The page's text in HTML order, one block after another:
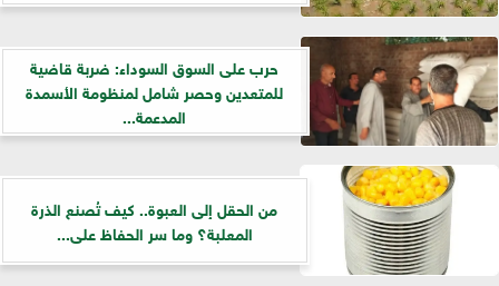
حرب على السوق السوداء: ضربة قاضية
للمتعدين وحصر شامل لمنظومة الأسمدة
المدعمة...
من الحقل إلى العبوة.. كيف تُصنع الذرة
المعلبة؟ وما سر الحفاظ على...